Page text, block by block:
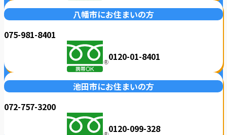
八幡市にお住まいの方
075-981-8401
0120-01-8401
池田市にお住まいの方
072-757-3200
0120-099-328